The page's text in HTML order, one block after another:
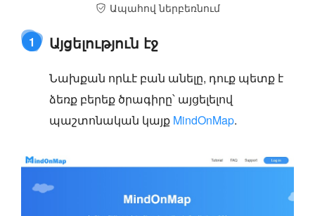
Ապահով ներբեռնում
1 Այցելություն էջ
Նախքան որևէ բան անելը, դուք պետք է
ձեռք բերեք ծրագիրը՝ այցելելով
պաշտոնական կայք MindOnMap.